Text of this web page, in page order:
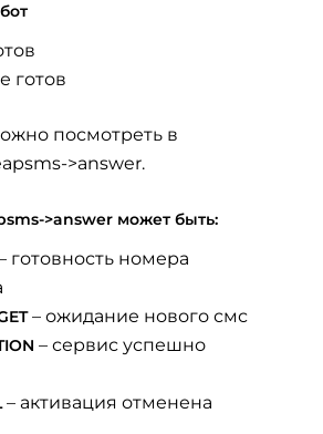
готов
посмотреть в
>answer.
>answer может быть:
готовность номера
– ожидание нового смс
– сервис успешно
– активация отменена